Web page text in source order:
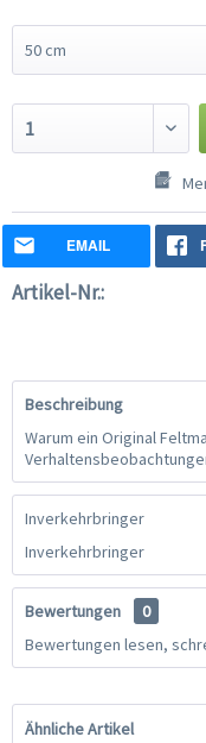
EMAIL
Artikel-Nr.:
Beschreibung
Warum ein Original
Inverkehrbringer
Inverkehrbringer
Bewertungen
0
Bewertungen lesen,
Ähnliche Artikel